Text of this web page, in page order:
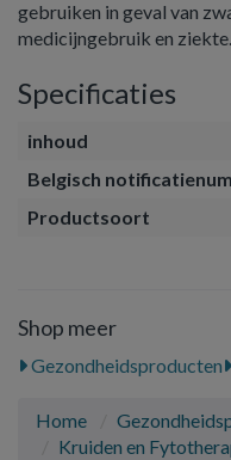
gebruiken in geval van
medicijngebruik en ziekte.
Specificaties
inhoud
Belgisch
Productsoort
Shop meer
Gezondheidsproducten
Home
Kruiden en